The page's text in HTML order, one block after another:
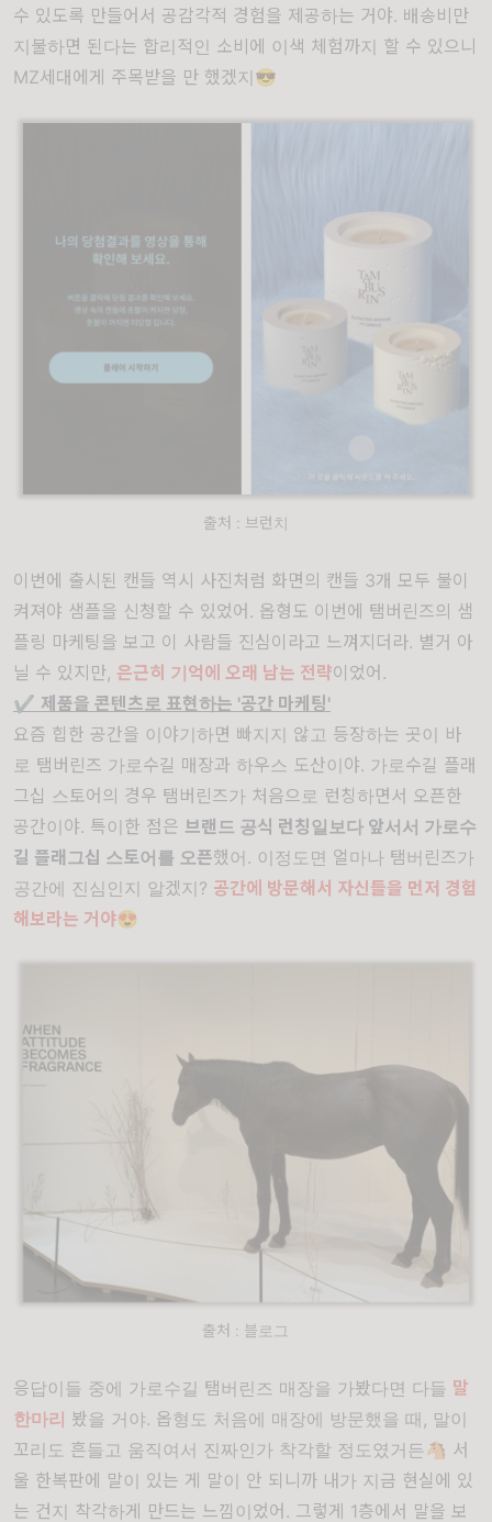
수 있도록 만들어서 공감각적 경험을 제공하는 거야. 배송비만
지불하면 된다는 합리적인 소비에 이색 체험까지 할 수 있으니
MZ세대에게 주목받을 만 했겠지😎
출처 : 브런치
이번에 출시된 캔들 역시 사진처럼 화면의 캔들 3개 모두 불이
켜져야 샘플을 신청할 수 있었어. 옵형도 이번에 탬버린즈의 샘
플링 마케팅을 보고 이 사람들 진심이라고 느껴지더라. 별거 아
닐 수 있지만, 은근히 기억에 오래 남는 전략이었어.
✔️ 제품을 콘텐츠로 표현하는 '공간 마케팅'
요즘 힙한 공간을 이야기하면 빠지지 않고 등장하는 곳이 바
로 탬버린즈 가로수길 매장과 하우스 도산이야. 가로수길 플래
그십 스토어의 경우 탬버린즈가 처음으로 런칭하면서 오픈한
공간이야. 특이한 점은 브랜드 공식 런칭일보다 앞서서 가로수
길 플래그십 스토어를 오픈했어. 이정도면 얼마나 탬버린즈가
공간에 진심인지 알겠지? 공간에 방문해서 자신들을 먼저 경험
해보라는 거야😍
출처 : 블로그
응답이들 중에 가로수길 탬버린즈 매장을 가봤다면 다들 말
한마리 봤을 거야. 옵형도 처음에 매장에 방문했을 때, 말이
꼬리도 흔들고 움직여서 진짜인가 착각할 정도였거든🐴 서
울 한복판에 말이 있는 게 말이 안 되니까 내가 지금 현실에 있
는 건지 착각하게 만드는 느낌이었어. 그렇게 1층에서 말을 보